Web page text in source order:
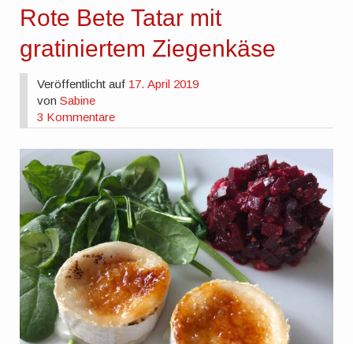
Rote Bete Tatar mit
gratiniertem Ziegenkäse
Veröffentlicht auf 17. April 2019
vonSabine
3 Kommentare